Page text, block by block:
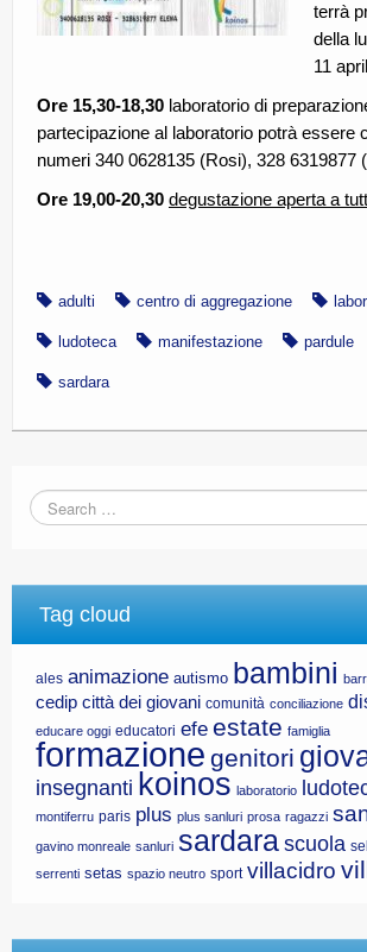
terrà
della
11
Ore 15,30-18,30 laboratorio di
partecipazione al laboratorio potrà essere
numeri 340 0628135 (Rosi), 328 6319877
Ore 19,00-20,30 degustazione aperta a
adulti centro di aggregazione
ludoteca manifestazione pardule
sardara
Tag cloud
ales animazione autismo bambini
cedip città dei giovani comunità conciliazione
educare oggi educatori efe estate famiglia
formazione genitori
insegnanti koinos laboratorio
montiferru paris plus plus sanluri prosa ragazzi
gavino monreale sanluri sardara scuola
serrenti setas spazio neutro sport villacidro